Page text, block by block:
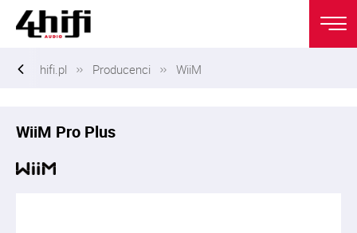
hifi.pl Producenci WiiM
WiiM Pro Plus